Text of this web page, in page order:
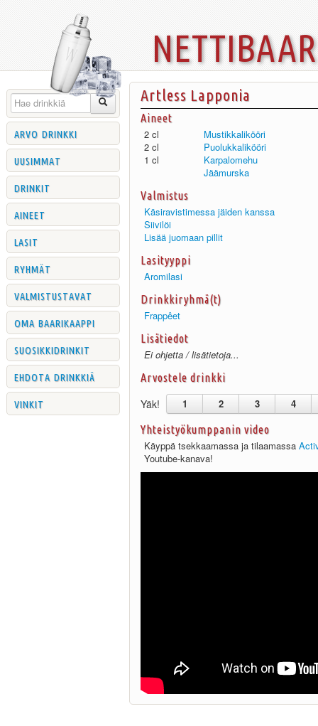
arvo drinkki
uusimmat
drinkit
aineet
lasit
ryhmät
valmistustavat
oma baarikaappi
suosikkidrinkit
ehdota drinkkiä
vinkit
Artless Lapponia
Aineet
2 cl
Mustikkalikööri
2 cl
Puolukkalikööri
1 cl
Karpalomehu
Jäämurska
Valmistus
Käsiravistimessa jäiden kanssa
Siivilöi
Lisää juomaan pillit
Lasityyppi
Aromilasi
Drinkkiryhmä(t)
Frappêet
Lisätiedot
Ei ohjetta / lisätietoja...
Arvostele drinkki
Yäk! 1 2 3 4
Yhteistyökumppanin video
Käyppä tsekkaamassa ja tilaamassa
Youtube-kanava!